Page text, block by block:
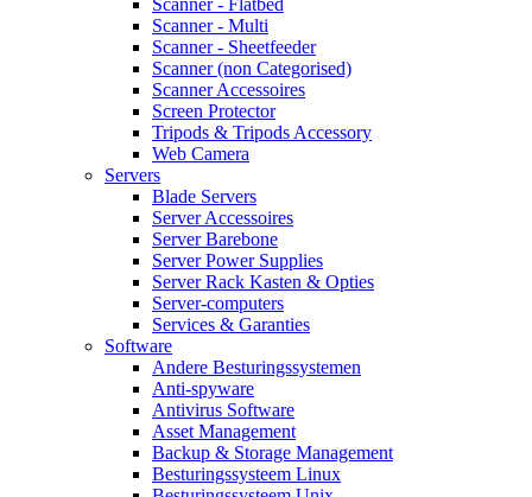
Scanner - Multi
Scanner - Sheetfeeder
Scanner (non Categorised)
Scanner Accessoires
Screen Protector
Tripods & Tripods Accessory
Web Camera
Servers
Blade Servers
Server Accessoires
Server Barebone
Server Power Supplies
Server Rack Kasten & Opties
Server-computers
Services & Garanties
Software
Andere Besturingssystemen
Anti-spyware
Antivirus Software
Asset Management
Backup & Storage Management
Besturingssysteem Linux